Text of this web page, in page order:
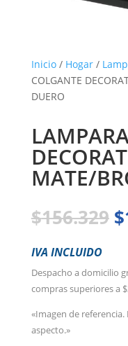
Inicio/ Hogar/
COLGANTE
DUERO
MATE/
$156.329 $
IVA INCLUIDO
Despacho a domicilio
compras superiores a
«Imagen de
aspecto.»